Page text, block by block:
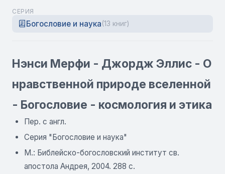
СЕРИЯ
Богословие и наука(13 книг)
Нэнси Мерфи - Джордж Эллис - О
нравственной природе вселенной
- Богословие - космология и этика
Пер. с англ.
Серия "Богословие и наука"
М.: Библейско-богословский институт св.
апостола Андрея, 2004. 288 с.